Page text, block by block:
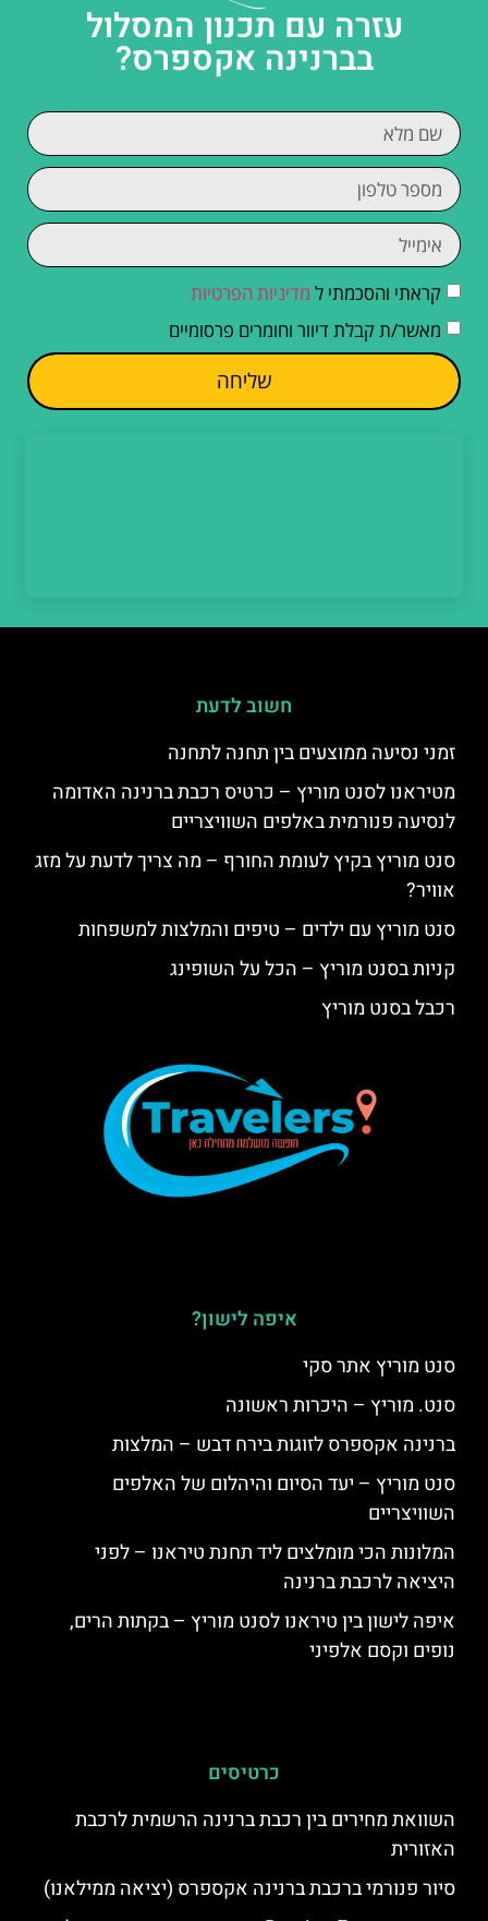
עזרה עם תכנון המסלול
בברנינה אקספרס?
קראתי והסכמתי ל מדיניות הפרטיות
מאשר/ת קבלת דיוור וחומרים פרסומיים
שליחה
חשוב לדעת
זמני נסיעה ממוצעים בין תחנה לתחנה
מטיראנו לסנט מוריץ – כרטיס רכבת ברנינה האדומה
לנסיעה פנורמית באלפים השוויצריים
סנט מוריץ בקיץ לעומת החורף – מה צריך לדעת על מזג
אוויר?
סנט מוריץ עם ילדים – טיפים והמלצות למשפחות
קניות בסנט מוריץ – הכל על השופינג
רכבל בסנט מוריץ
איפה לישון?
סנט מוריץ אתר סקי
סנט. מוריץ – היכרות ראשונה
ברנינה אקספרס לזוגות בירח דבש – המלצות
סנט מוריץ – יעד הסיום והיהלום של האלפים
השוויצריים
המלונות הכי מומלצים ליד תחנת טיראנו – לפני
היציאה לרכבת ברנינה
איפה לישון בין טיראנו לסנט מוריץ – בקתות הרים,
נופים וקסם אלפיני
כרטיסים
השוואת מחירים בין רכבת ברנינה הרשמית לרכבת
האזורית
סיור פנורמי ברכבת ברנינה אקספרס (יציאה ממילאנו)